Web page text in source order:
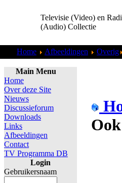
Televisie (Video) en
(Audio) Collectie
Home Afbeeldingen Overig
Main Menu
Home
Over deze Site
Nieuws
Discussieforum
Downloads
Links
Afbeeldingen
Contact
TV Programma DB
Login
Gebruikersnaam